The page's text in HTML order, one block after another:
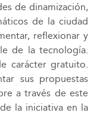
de dinamización,
de la ciudad
reflexionar y
de la tecnología.
carácter gratuito.
sus propuestas
a través de este
la iniciativa en la